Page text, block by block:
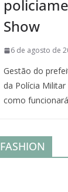
Show
6 de agosto de
Gestão do
da Polícia
como
FASHION